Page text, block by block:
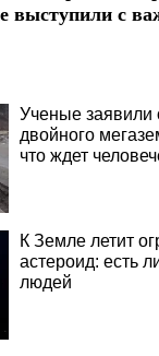
выступили с
Ученые заявили
двойного
что ждет
К Земле летит
астероид: есть
людей